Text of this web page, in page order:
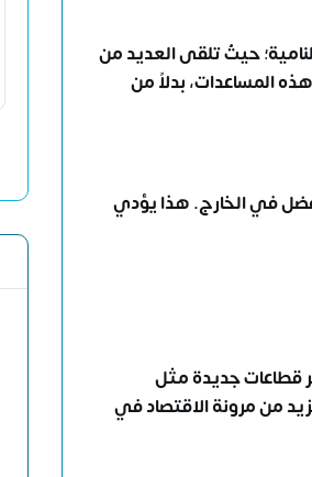
؛ حيثُ تلقى العديد من
المساعدات، بدلاً من
في الخارج. هذا يؤدي
قطاعات جديدة مثل
من مرونة الاقتصاد في